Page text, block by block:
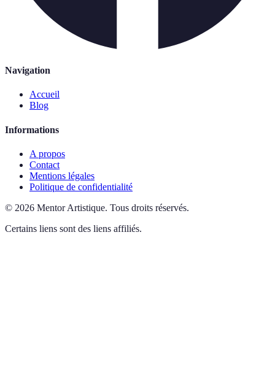
Navigation
Accueil
Blog
Informations
A propos
Contact
Mentions légales
Politique de confidentialité
© 2026 Mentor Artistique. Tous droits réservés.
Certains liens sont des liens affiliés.